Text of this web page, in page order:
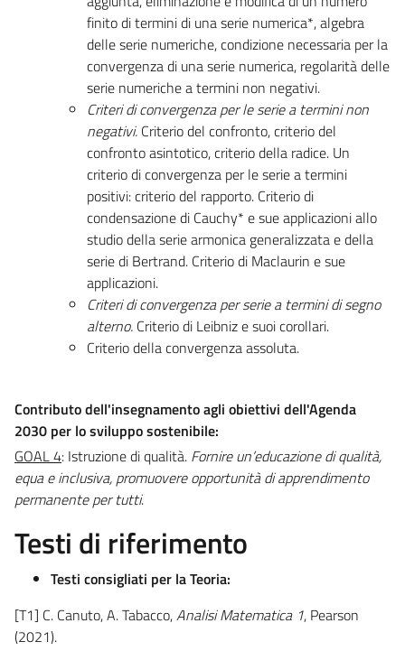
finito di termini di una serie numerica*, algebra
delle serie numeriche, condizione necessaria per la
convergenza di una serie numerica, regolarità delle
serie numeriche a termini non negativi.
Criteri di convergenza per le serie a termini non
negativi. Criterio del confronto, criterio del
confronto asintotico, criterio della radice. Un
criterio di convergenza per le serie a termini
positivi: criterio del rapporto. Criterio di
condensazione di Cauchy* e sue applicazioni allo
studio della serie armonica generalizzata e della
serie di Bertrand. Criterio di Maclaurin e sue
applicazioni.
Criteri di convergenza per serie a termini di segno
alterno. Criterio di Leibniz e suoi corollari.
Criterio della convergenza assoluta.
Contributo dell'insegnamento agli obiettivi dell'Agenda
2030 per lo sviluppo sostenibile:
GOAL 4: Istruzione di qualità. Fornire un’educazione di qualità,
equa e inclusiva, promuovere opportunità di apprendimento
permanente per tutti.
Testi di riferimento
Testi consigliati per la Teoria:
[T1] C. Canuto, A. Tabacco,Analisi Matematica 1, Pearson
(2021).